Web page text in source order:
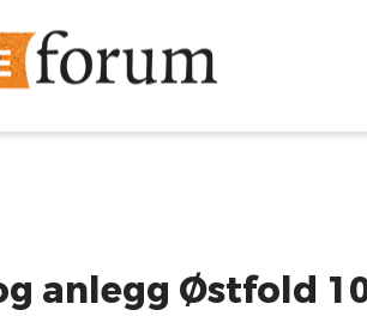
anlegg Østfold